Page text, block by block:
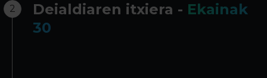
2 Deialdiaren itxiera - Ekainak
30